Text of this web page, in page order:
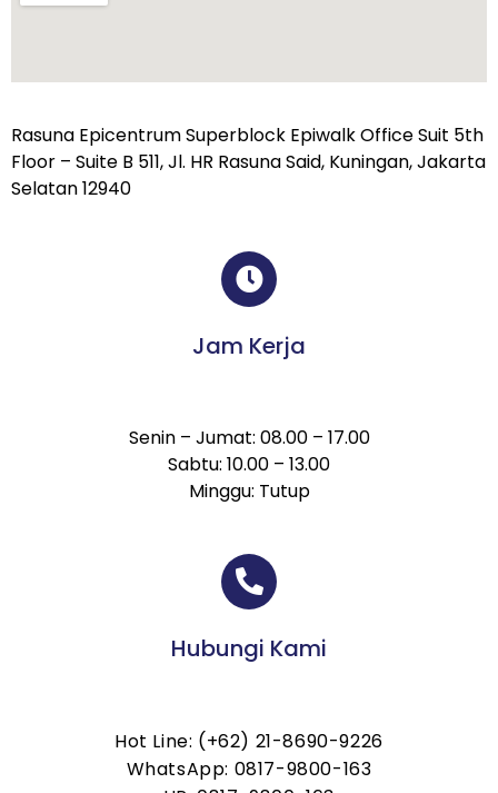
Rasuna Epicentrum Superblock Epiwalk Office Suit 5th
Floor – Suite B 511, Jl. HR Rasuna Said, Kuningan, Jakarta
Selatan 12940
Jam Kerja
Senin – Jumat: 08.00 – 17.00
Sabtu: 10.00 – 13.00
Minggu: Tutup
Hubungi Kami
Hot Line: (+62) 21-8690-9226
WhatsApp: 0817-9800-163